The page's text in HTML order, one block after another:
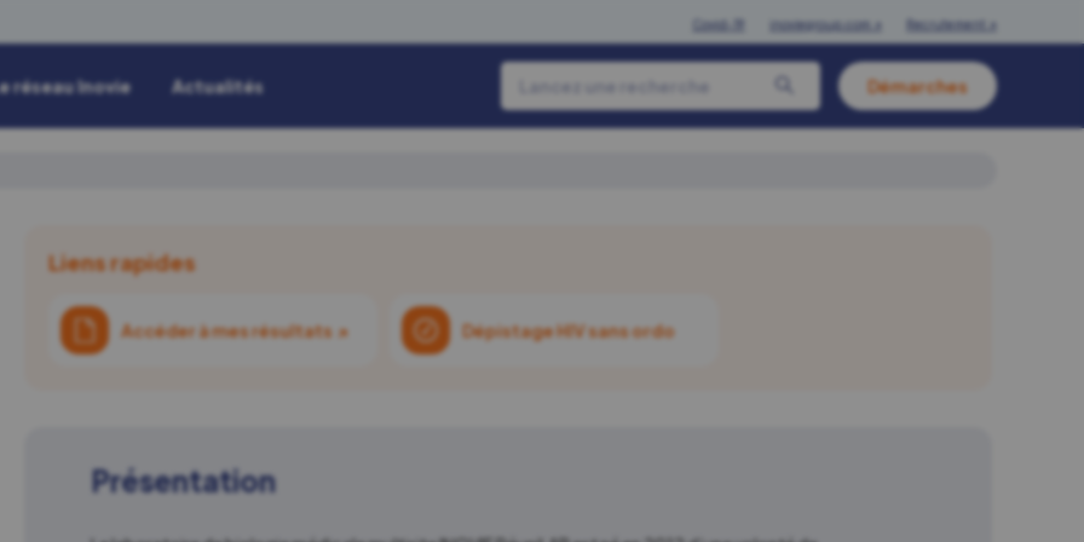
Covid-19 inoviegroup.com ↗ Recrutement ↗
réseau Inovie Actualités Démarches
Liens rapides
Accéder à mes résultats ↗ Dépistage HIV sans ordo
Présentation